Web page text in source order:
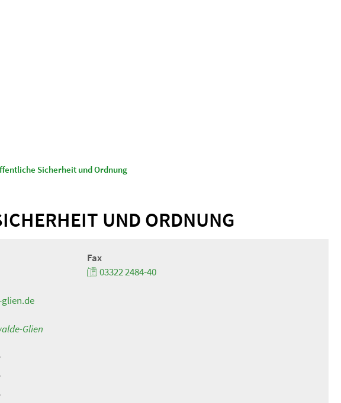
Sicherheit und Ordnung
UND ORDNUNG
Fax
03322 2484-40
Glien